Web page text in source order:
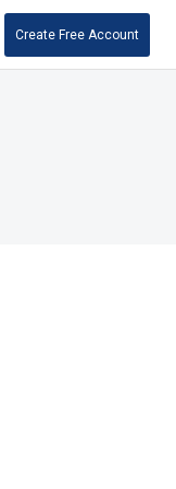
Create Free Account